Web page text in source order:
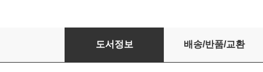
도서정보 배송/반품/교환